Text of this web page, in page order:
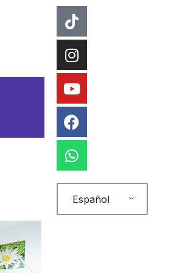
Tiktok
Instagram
Youtube
Facebook
Whatsapp
Español